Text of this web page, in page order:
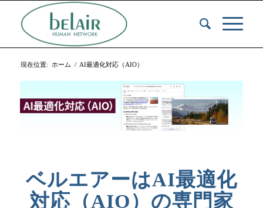
現在位置: ホーム / AI最適化対応（AIO）
ベルエアーはAI最適化
対応（AIO）の専門家